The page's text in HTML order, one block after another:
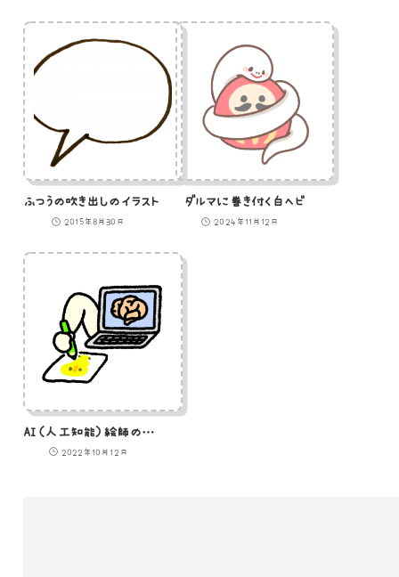
ふつうの吹き出しのイラスト
2015年8月30日
ダルマに巻き付く白ヘビ
2024年11月12日
AI（人工知能）絵師のイラスト
2022年10月12日